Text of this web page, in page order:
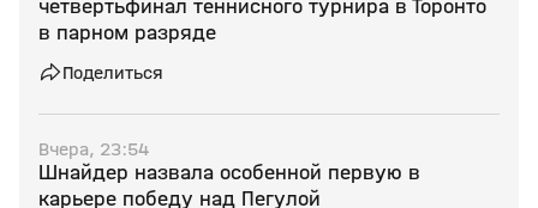
четвертьфинал теннисного турнира в Торонто
в парном разряде
Поделиться
Вчера, 23:54
Шнайдер назвала особенной первую в
карьере победу над Пегулой